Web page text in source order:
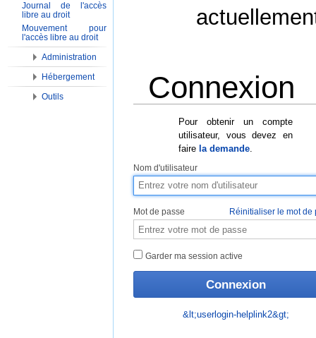
Connexion
Pour obtenir un compte
utilisateur, vous devez en
faire la demande
Nom d'utilisateur
Mot de passe Réinitialiser le mot de
Garder ma session active
&lt;userlogin-helplink2&gt;
Journal de l'accès
libre au droit
Mouvement pour
l'accès libre au droit
Administration
Hébergement
Outils